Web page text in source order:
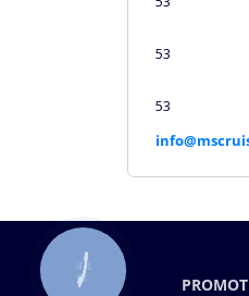
53
53